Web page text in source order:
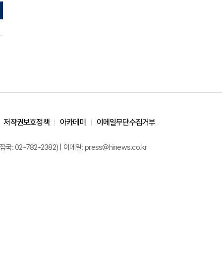
저작권보호정책 아카데미 이메일무단수집거부
집국: 02-782-2382) | 이메일: press@hinews.co.kr